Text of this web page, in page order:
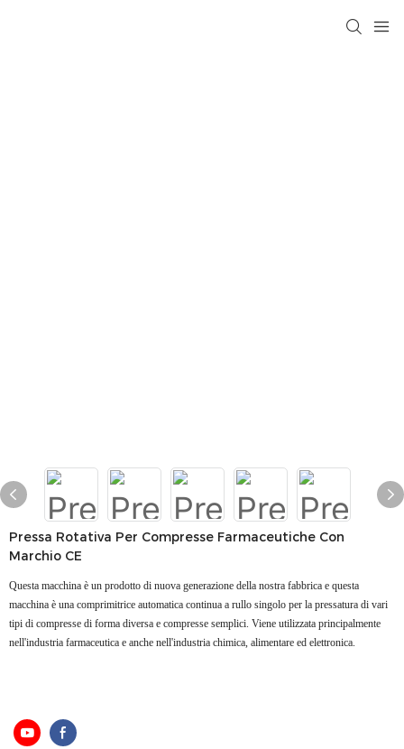
Pressa Rotativa Per Compresse Farmaceutiche Con
Marchio CE
Questa macchina è un prodotto di nuova generazione della nostra fabbrica e questa
macchina è una comprimitrice automatica continua a rullo singolo per la pressatura di vari
tipi di compresse di forma diversa e compresse semplici. Viene utilizzata principalmente
nell'industria farmaceutica e anche nell'industria chimica, alimentare ed elettronica.